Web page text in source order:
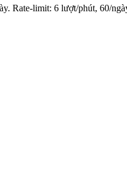
Rate-limit: 6 lượt/phút, 60/